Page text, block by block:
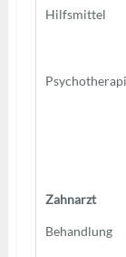
Hilfsmittel
Zahnarzt
Behandlung